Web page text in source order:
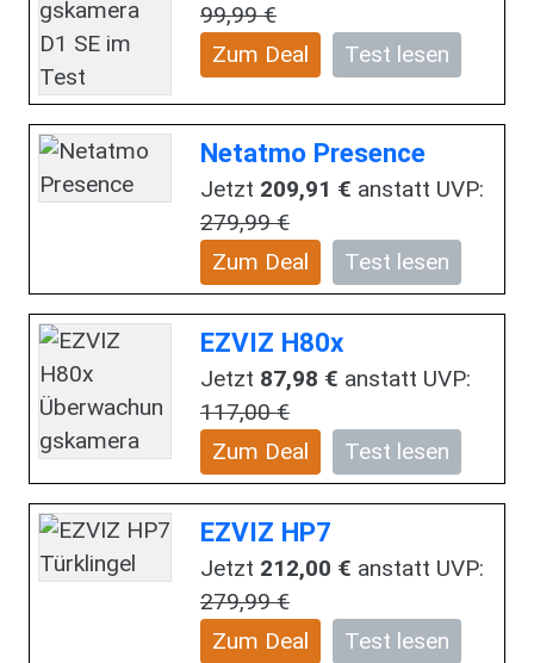
99,99 €
Zum Deal
Test lesen
Netatmo Presence
Jetzt 209,91 € anstatt UVP:
279,99 €
Zum Deal
Test lesen
EZVIZ H80x
Jetzt 87,98 € anstatt UVP:
117,00 €
Zum Deal
Test lesen
EZVIZ HP7
Jetzt 212,00 € anstatt UVP:
279,99 €
Zum Deal
Test lesen